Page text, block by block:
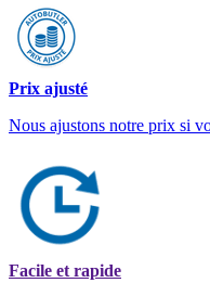
Prix ajusté
Nous ajustons notre prix si
Facile et rapide